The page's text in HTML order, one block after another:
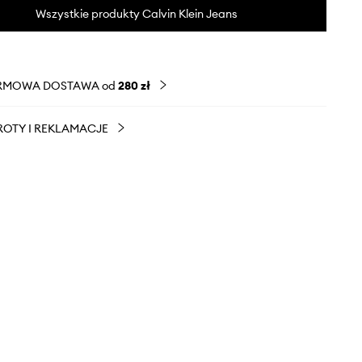
Wszystkie produkty Calvin Klein Jeans
DOSTAWA od 280 zł
I REKLAMACJE